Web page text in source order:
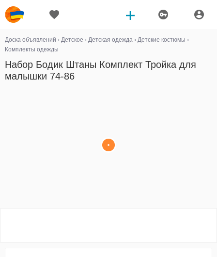
Доска объявлений › Детское › Детская одежда › Детские костюмы ›
Комплекты одежды
Набор Бодик Штаны Комплект Тройка для
малышки 74-86